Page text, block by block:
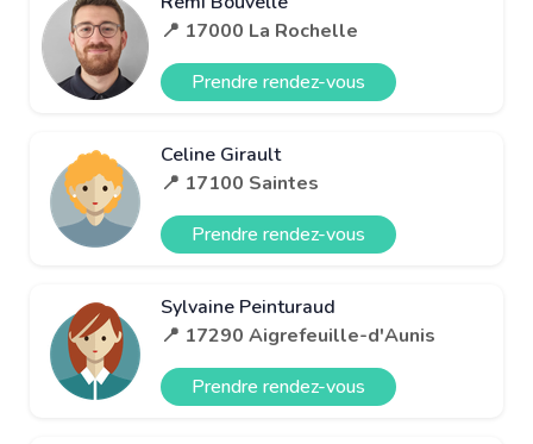
📍 17000 La Rochelle
Prendre rendez-vous
Celine Girault
📍 17100 Saintes
Prendre rendez-vous
Sylvaine Peinturaud
📍 17290 Aigrefeuille-d'Aunis
Prendre rendez-vous